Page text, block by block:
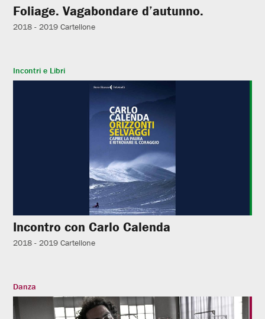
Foliage. Vagabondare d’autunno.
2018 - 2019 Cartellone
Incontri e Libri
Incontro con Carlo Calenda
2018 - 2019 Cartellone
Danza